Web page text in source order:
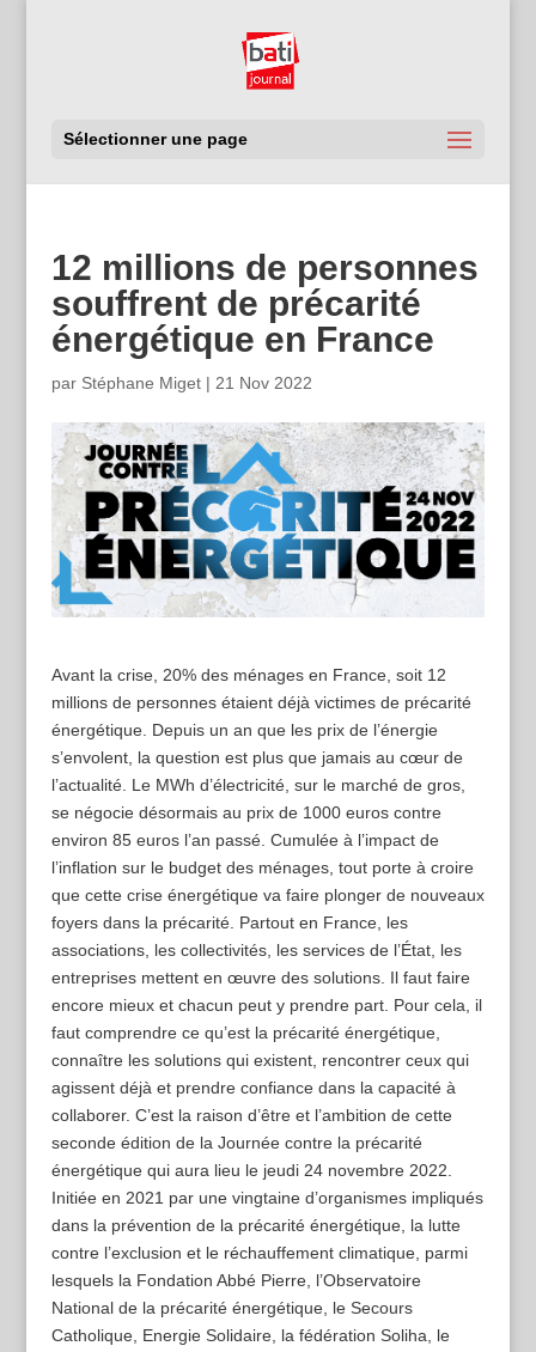
Sélectionner une page
12 millions de personnes
souffrent de précarité
énergétique en France
par Stéphane Miget| 21 Nov 2022
Avant la crise, 20% des ménages en France, soit 12
millions de personnes étaient déjà victimes de précarité
énergétique. Depuis un an que les prix de l’énergie
s’envolent, la question est plus que jamais au cœur de
l’actualité. Le MWh d’électricité, sur le marché de gros,
se négocie désormais au prix de 1000 euros contre
environ 85 euros l’an passé. Cumulée à l’impact de
l’inflation sur le budget des ménages, tout porte à croire
que cette crise énergétique va faire plonger de nouveaux
foyers dans la précarité. Partout en France, les
associations, les collectivités, les services de l’État, les
entreprises mettent en œuvre des solutions. Il faut faire
encore mieux et chacun peut y prendre part. Pour cela, il
faut comprendre ce qu’est la précarité énergétique,
connaître les solutions qui existent, rencontrer ceux qui
agissent déjà et prendre confiance dans la capacité à
collaborer. C’est la raison d’être et l’ambition de cette
seconde édition de la Journée contre la précarité
énergétique qui aura lieu le jeudi 24 novembre 2022.
Initiée en 2021 par une vingtaine d’organismes impliqués
dans la prévention de la précarité énergétique, la lutte
contre l’exclusion et le réchauffement climatique, parmi
lesquels la Fondation Abbé Pierre, l’Observatoire
National de la précarité énergétique, le Secours
Catholique, Energie Solidaire, la fédération Soliha, le